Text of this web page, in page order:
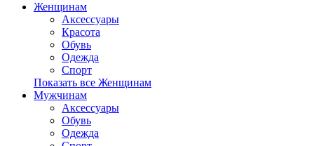
Женщинам
Аксессуары
Красота
Обувь
Одежда
Спорт
Показать все Женщинам
Мужчинам
Аксессуары
Обувь
Одежда